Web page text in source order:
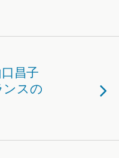
昌子
ンスの